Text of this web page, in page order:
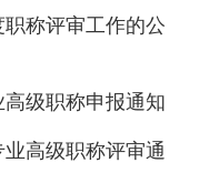
称评审工作的公
级职称申报通知
高级职称评审通